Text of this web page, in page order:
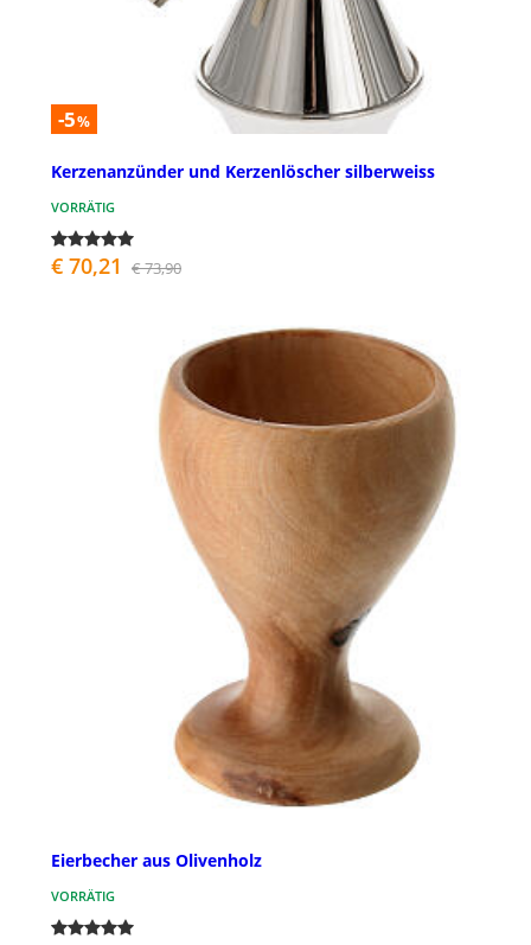
-5%
Kerzenanzünder und Kerzenlöscher silberweiss
VORRÄTIG
€ 70,21 € 73,90
Eierbecher aus Olivenholz
VORRÄTIG